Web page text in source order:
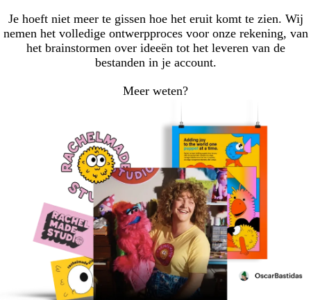
Je hoeft niet meer te gissen hoe het eruit komt te zien. Wij
nemen het volledige ontwerpproces voor onze rekening, van
het brainstormen over ideeën tot het leveren van de
bestanden in je account.
Meer weten?